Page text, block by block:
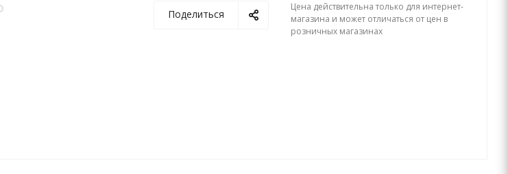
Поделиться
Цена действительна только для интернет-
магазина и может отличаться от цен в
розничных магазинах